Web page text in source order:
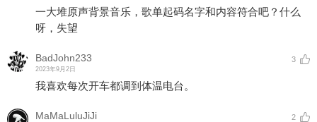
一大堆原声背景音乐，歌单起码名字和内容符合吧？什么
呀，失望
BadJohn233
2023年9月2日
3
我喜欢每次开车都调到体温电台。
MaMaLuluJiJi 2